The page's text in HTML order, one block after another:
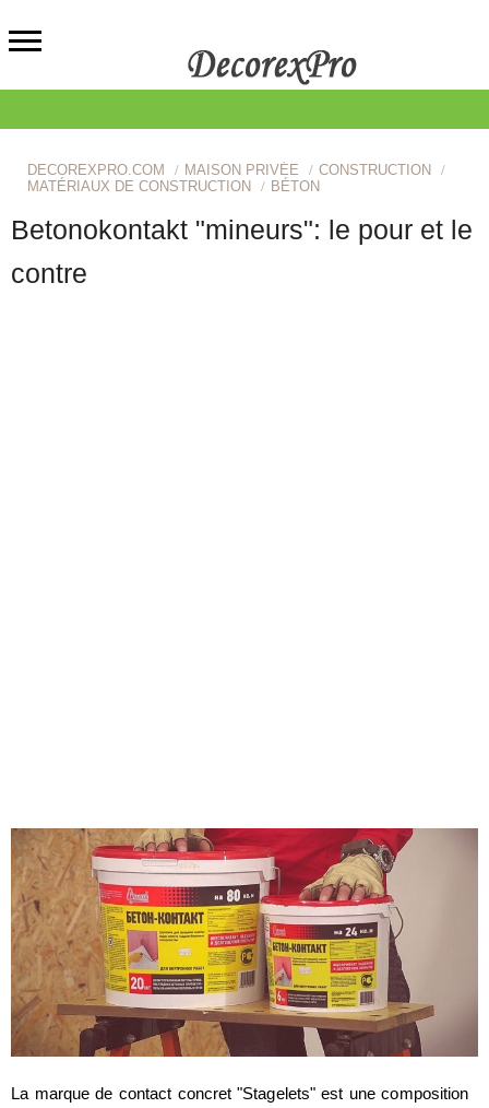
DECOREXPRO.COM MAISON PRIVÉE
CONSTRUCTION
MATÉRIAUX DE CONSTRUCTION
BÉTON
Betonokontakt "mineurs": le pour et le
contre
La marque de contact concret "Stagelets" est une composition